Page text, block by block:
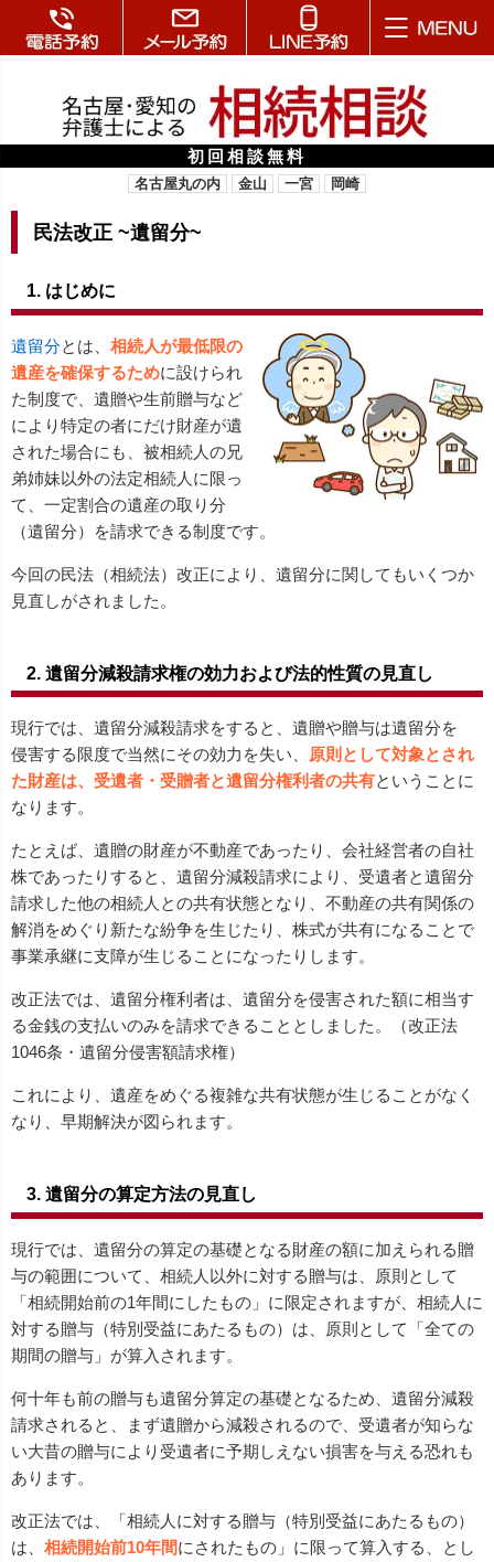
初回相談無料
名古屋丸の内 金山 一宮 岡崎
民法改正 ~遺留分~
1. はじめに
遺留分とは、 相続人が最低限の
遺産を確保するために設けられ
た制度で、遺贈や生前贈与など
により特定の者にだけ財産が遺
された場合にも、被相続人の兄
弟姉妹以外の法定相続人に限っ
て、一定割合の遺産の取り分
（遺留分）を請求できる制度です。
今回の民法（相続法）改正により、遺留分に関してもいくつか
見直しがされました。
2. 遺留分減殺請求権の効力および法的性質の見直し
現行では、遺留分減殺請求をすると、遺贈や贈与は遺留分を
侵害する限度で当然にその効力を失い、
原則として対象とされ
た財産は、受遺者・受贈者と遺留分権利者の共有ということに
なります。
たとえば、遺贈の財産が不動産であったり、会社経営者の自社
株であったりすると、遺留分減殺請求により、受遺者と遺留分
請求した他の相続人との共有状態となり、不動産の共有関係の
解消をめぐり新たな紛争を生じたり、株式が共有になることで
事業承継に支障が生じることになったりします。
改正法では、遺留分権利者は、遺留分を侵害された額に相当す
る金銭の支払いのみを請求できることとしました。（改正法
1046条・遺留分侵害額請求権）
これにより、遺産をめぐる複雑な共有状態が生じることがなく
なり、早期解決が図られます。
3. 遺留分の算定方法の見直し
現行では、遺留分の算定の基礎となる財産の額に加えられる贈
与の範囲について、相続人以外に対する贈与は、原則として
「相続開始前の1年間にしたもの」に限定されますが、相続人に
対する贈与（特別受益にあたるもの）は、原則として「全ての
期間の贈与」が算入されます。
何十年も前の贈与も遺留分算定の基礎となるため、遺留分減殺
請求されると、まず遺贈から減殺されるので、受遺者が知らな
い大昔の贈与により受遺者に予期しえない損害を与える恐れも
あります。
改正法では、「相続人に対する贈与（特別受益にあたるもの）
は、 相続開始前10年間にされたもの」に限って算入する、とし